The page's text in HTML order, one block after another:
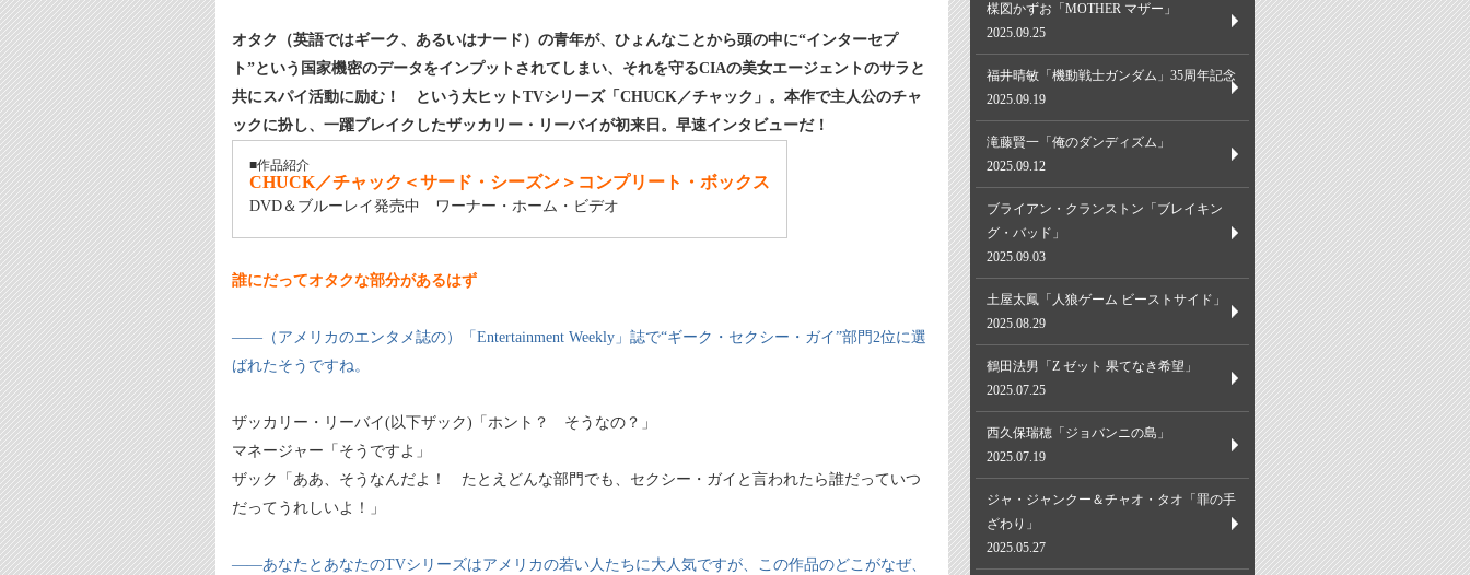
オタク（英語ではギーク、あるいはナード）の青年が、ひょんなことから頭の中に“インターセプ
ト”という国家機密のデータをインプットされてしまい、それを守るCIAの美女エージェントのサラと
共にスパイ活動に励む！ という大ヒットTVシリーズ「CHUCK／チャック」。本作で主人公のチャ
ックに扮し、一躍ブレイクしたザッカリー・リーバイが初来日。早速インタビューだ！
■作品紹介
CHUCK／チャック＜サード・シーズン＞コンプリート・ボックス
DVD＆ブルーレイ発売中 ワーナー・ホーム・ビデオ
誰にだってオタクな部分があるはず
――（アメリカのエンタメ誌の）「Entertainment Weekly」誌で“ギーク・セクシー・ガイ”部門2位に選
ばれたそうですね。
ザッカリー・リーバイ(以下ザック)「ホント？ そうなの？」
マネージャー「そうですよ」
ザック「ああ、そうなんだよ！ たとえどんな部門でも、セクシー・ガイと言われたら誰だっていつ
だってうれしいよ！」
――あなたとあなたのTVシリーズはアメリカの若い人たちに大人気ですが、この作品のどこがなぜ、
楳図かずお「MOTHER マザー」
2025.09.25
福井晴敏「機動戦士ガンダム」35周年記念
2025.09.19
滝藤賢一「俺のダンディズム」
2025.09.12
ブライアン・クランストン「ブレイキン
グ・バッド」
2025.09.03
土屋太鳳「人狼ゲーム ビーストサイド」
2025.08.29
鶴田法男「Z ゼット 果てなき希望」
2025.07.25
西久保瑞穂「ジョバンニの島」
2025.07.19
ジャ・ジャンクー＆チャオ・タオ「罪の手
ざわり」
2025.05.27